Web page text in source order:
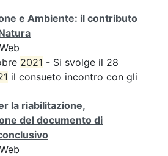
e Ambiente: il contributo
2021 - Si svolge il 28
il consueto incontro con gli
la riabilitazione,
del documento di